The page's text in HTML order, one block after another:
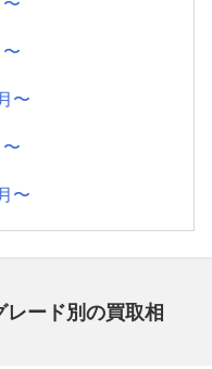
〜
〜
ード別の買取相